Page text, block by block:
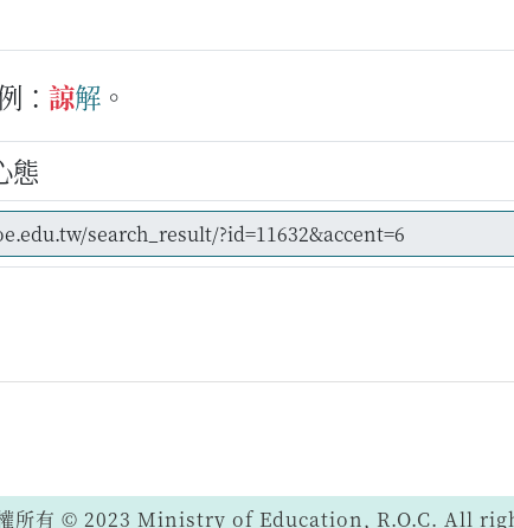
： 諒解 。
態
權所有 © 2023 Ministry of Education, R.O.C. All